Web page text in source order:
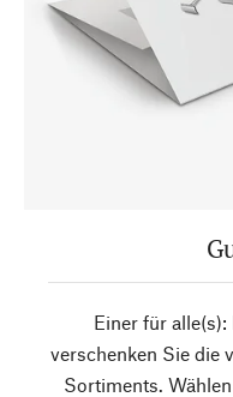
Einer für
verschenken Sie die
Sortiments.